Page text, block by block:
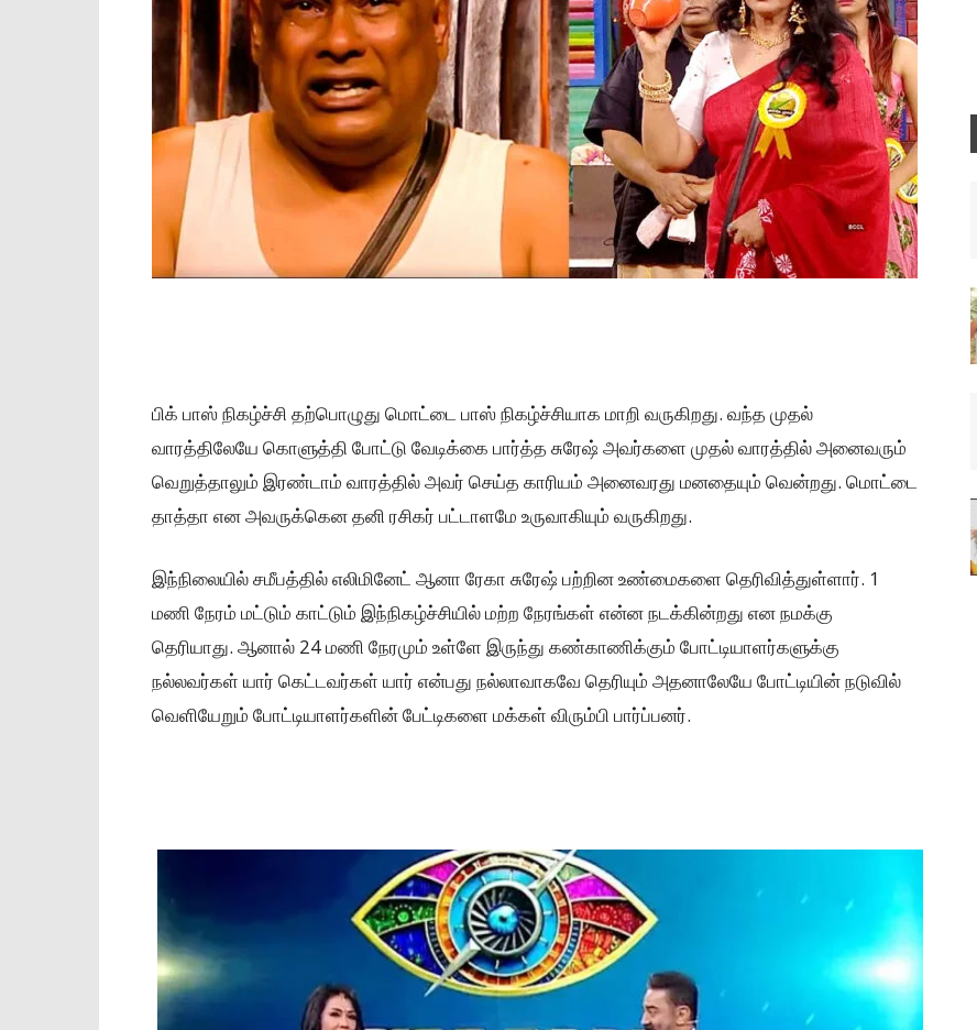
பிக் பாஸ் நிகழ்ச்சி தற்பொழுது மொட்டை பாஸ் நிகழ்ச்சியாக மாறி வருகிறது. வந்த முதல்
வாரத்திலேயே கொளுத்தி போட்டு வேடிக்கை பார்த்த சுரேஷ் அவர்களை முதல் வாரத்தில் அனைவரும்
வெறுத்தாலும் இரண்டாம் வாரத்தில் அவர் செய்த காரியம் அனைவரது மனதையும் வென்றது. மொட்டை
தாத்தா என அவருக்கென தனி ரசிகர் பட்டாளமே உருவாகியும் வருகிறது.
இந்நிலையில் சமீபத்தில் எலிமினேட் ஆனா ரேகா சுரேஷ் பற்றின உண்மைகளை தெரிவித்துள்ளார். 1
மணி நேரம் மட்டும் காட்டும் இந்நிகழ்ச்சியில் மற்ற நேரங்கள் என்ன நடக்கின்றது என நமக்கு
தெரியாது. ஆனால் 24 மணி நேரமும் உள்ளே இருந்து கண்காணிக்கும் போட்டியாளர்களுக்கு
நல்லவர்கள் யார் கெட்டவர்கள் யார் என்பது நல்லாவாகவே தெரியும் அதனாலேயே போட்டியின் நடுவில்
வெளியேறும் போட்டியாளர்களின் பேட்டிகளை மக்கள் விரும்பி பார்ப்பனர்.